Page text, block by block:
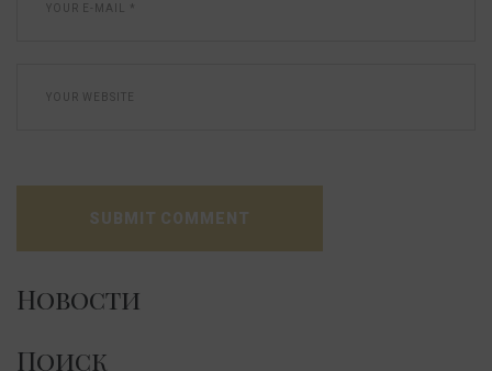
Новости
Поиск